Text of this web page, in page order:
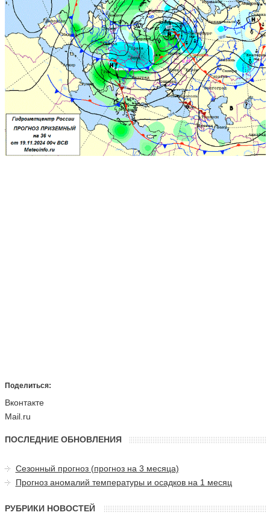
Поделиться:
Вконтакте
Mail.ru
ПОСЛЕДНИЕ ОБНОВЛЕНИЯ
Сезонный прогноз (прогноз на 3 месяца)
Прогноз аномалий температуры и осадков на 1 месяц
РУБРИКИ НОВОСТЕЙ